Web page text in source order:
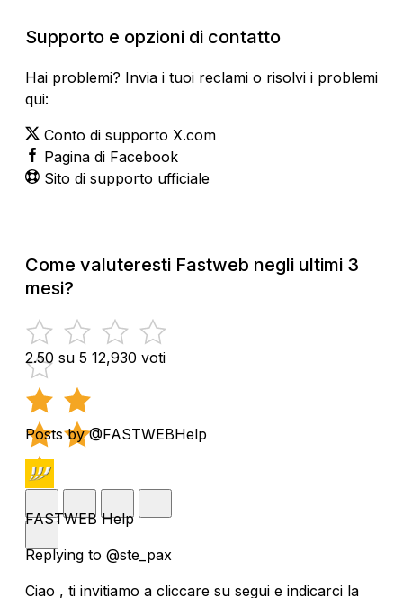
Supporto e opzioni di contatto
Hai problemi? Invia i tuoi reclami o risolvi i problemi
qui:
Conto di supporto X.com
Pagina di Facebook
Sito di supporto ufficiale
Come valuteresti Fastweb negli ultimi 3
mesi?
2.50 su 5 12,930 voti
Posts by @FASTWEBHelp
FASTWEB Help
Replying to @ste_pax
Ciao , ti invitiamo a cliccare su segui e indicarci la